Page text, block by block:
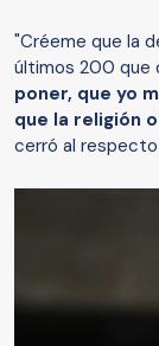
"Créeme que la
últimos 200 que
poner, que yo
que la religión
cerró al respecto